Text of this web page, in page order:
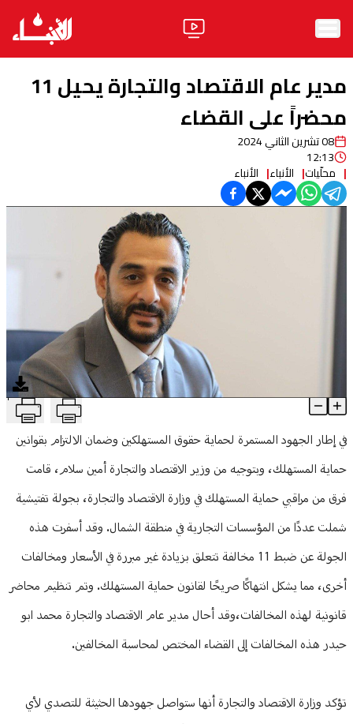
الأخبار
آراء
فيديو
مواقف
مدير عام الاقتصاد والتجارة يحيل 11
محضراً على القضاء
08 تشرين الثاني 2024
12:13
محلّيات الأنباء الأنباء
مدير عام الاقتصاد والتجارة يحيل 11 محضراً على القضاء T
Article Content
في إطار الجهود المستمرة لحماية حقوق المستهلكين وضمان الالتزام بقوانين
حماية المستهلك، وبتوجيه من وزير الاقتصاد والتجارة أمين سلام، قامت
فرق من مراقبي حماية المستهلك في وزارة الاقتصاد والتجارة، بجولة تفتيشية
شملت عددًا من المؤسسات التجارية في منطقة الشمال. وقد أسفرت هذه
الجولة عن ضبط 11 مخالفة تتعلق بزيادة غير مبررة في الأسعار ومخالفات
أخرى، مما يشكل انتهاكًا صريحًا لقانون حماية المستهلك. وتم تنظيم محاضر
قانونية لهذه المخالفات،وقد أحال مدير عام الاقتصاد والتجارة محمد ابو
حيدر هذه المخالفات إلى القضاء المختص لمحاسبة المخالفين.
تؤكد وزارة الاقتصاد والتجارة أنها ستواصل جهودها الحثيثة للتصدي لأي